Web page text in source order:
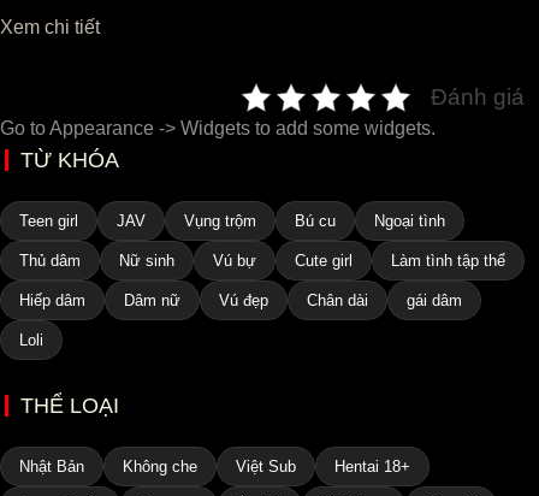
Xem chi tiết
Đánh giá
Go to Appearance -> Widgets to add some widgets.
TỪ KHÓA
Teen girl JAV Vụng trộm Bú cu Ngoại tình
Thủ dâm Nữ sinh Vú bự Cute girl Làm tình tập thể
Hiếp dâm Dâm nữ Vú đẹp Chân dài gái dâm
Loli
THỂ LOẠI
Nhật Bản Không che Việt Sub Hentai 18+